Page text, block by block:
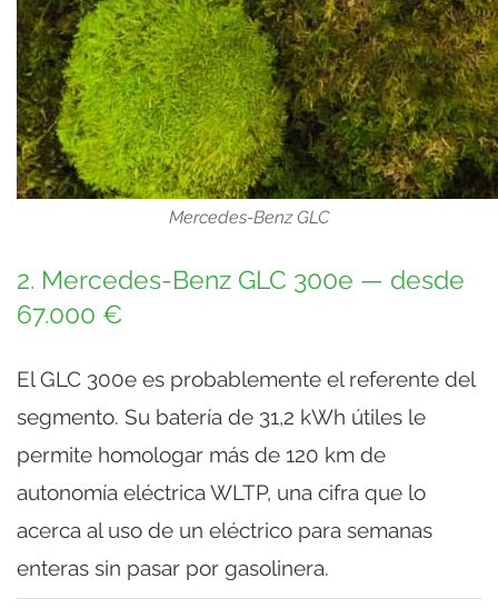
Mercedes-Benz GLC
2. Mercedes-Benz GLC 300e — desde
67.000 €
El GLC 300e es probablemente el referente del
segmento. Su batería de 31,2 kWh útiles le
permite homologar más de 120 km de
autonomía eléctrica WLTP, una cifra que lo
acerca al uso de un eléctrico para semanas
enteras sin pasar por gasolinera.